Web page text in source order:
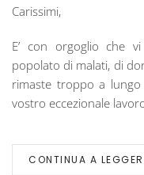
Carissimi,
E’ con orgoglio che
popolato di malati, di
rimaste troppo a
vostro eccezionale
CONTINUA A